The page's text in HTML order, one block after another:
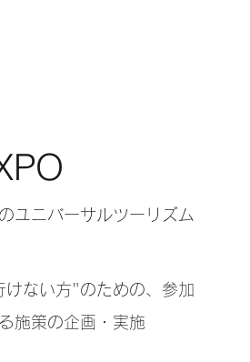
ユニバーサルツーリズム
けない方"のための、参加
施策の企画・実施